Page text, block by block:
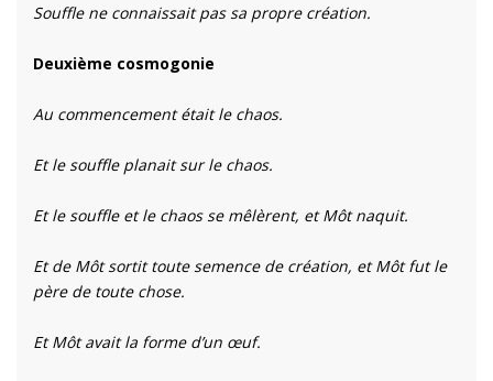
Souffle ne connaissait pas sa propre création.
Deuxième cosmogonie
Au commencement était le chaos.
Et le souffle planait sur le chaos.
Et le souffle et le chaos se mêlèrent, et Môt naquit.
Et de Môt sortit toute semence de création, et Môt fut le
père de toute chose.
Et Môt avait la forme d’un œuf.